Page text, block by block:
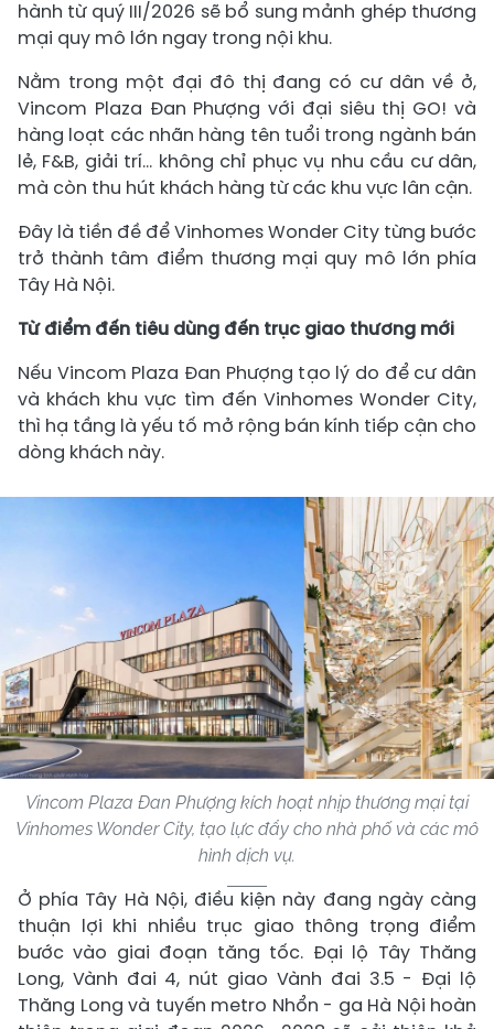
hành từ quý III/2026 sẽ bổ sung mảnh ghép thương
mại quy mô lớn ngay trong nội khu.
Nằm trong một đại đô thị đang có cư dân về ở,
Vincom Plaza Đan Phượng với đại siêu thị GO! và
hàng loạt các nhãn hàng tên tuổi trong ngành bán
lẻ, F&B, giải trí… không chỉ phục vụ nhu cầu cư dân,
mà còn thu hút khách hàng từ các khu vực lân cận.
Đây là tiền đề để Vinhomes Wonder City từng bước
trở thành tâm điểm thương mại quy mô lớn phía
Tây Hà Nội.
Từ điểm đến tiêu dùng đến trục giao thương mới
Nếu Vincom Plaza Đan Phượng tạo lý do để cư dân
và khách khu vực tìm đến Vinhomes Wonder City,
thì hạ tầng là yếu tố mở rộng bán kính tiếp cận cho
dòng khách này.
Vincom Plaza Đan Phượng kích hoạt nhịp thương mại tại
Vinhomes Wonder City, tạo lực đẩy cho nhà phố và các mô
hình dịch vụ.
Ở phía Tây Hà Nội, điều kiện này đang ngày càng
thuận lợi khi nhiều trục giao thông trọng điểm
bước vào giai đoạn tăng tốc. Đại lộ Tây Thăng
Long, Vành đai 4, nút giao Vành đai 3.5 - Đại lộ
Thăng Long và tuyến metro Nhổn - ga Hà Nội hoàn